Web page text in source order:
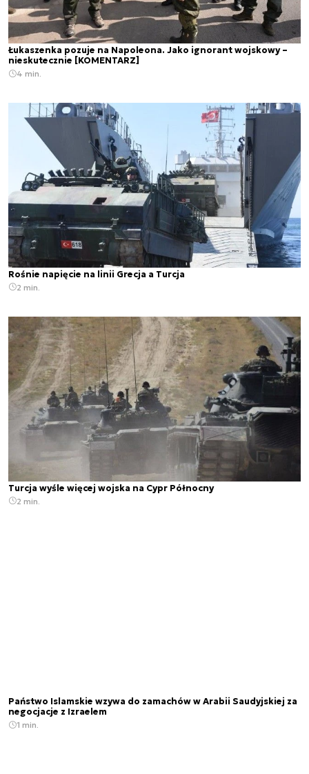
Łukaszenka pozuje na Napoleona. Jako ignorant wojskowy –
nieskutecznie [KOMENTARZ]
4 min.
Rośnie napięcie na linii Grecja a Turcja
2 min.
Turcja wyśle więcej wojska na Cypr Północny
2 min.
Państwo Islamskie wzywa do zamachów w Arabii Saudyjskiej za
negocjacje z Izraelem
1 min.